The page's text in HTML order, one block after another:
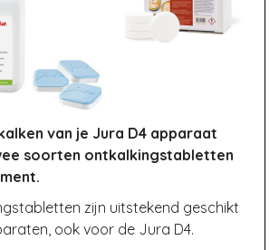
van je Jura D4 apparaat
soorten ontkalkingstabletten
zijn uitstekend geschikt
ook voor de Jura D4.